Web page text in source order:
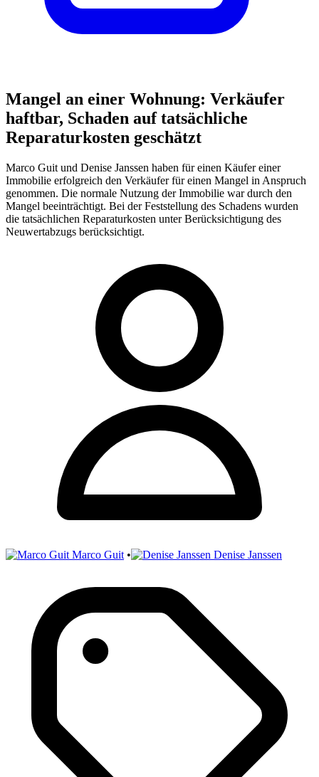
Mangel an einer Wohnung: Verkäufer
haftbar, Schaden auf tatsächliche
Reparaturkosten geschätzt
Marco Guit und Denise Janssen haben für einen Käufer einer
Immobilie erfolgreich den Verkäufer für einen Mangel in Anspruch
genommen. Die normale Nutzung der Immobilie war durch den
Mangel beeinträchtigt. Bei der Feststellung des Schadens wurden
die tatsächlichen Reparaturkosten unter Berücksichtigung des
Neuwertabzugs berücksichtigt.
Marco Guit • Denise Janssen